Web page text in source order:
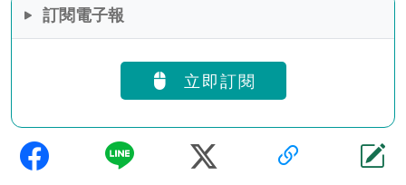
訂閱電子報
立即訂閱